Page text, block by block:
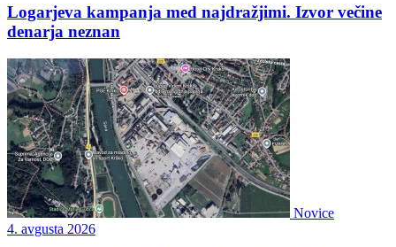
Logarjeva kampanja med najdražjimi. Izvor večine
denarja neznan
Novice
4. avgusta 2026